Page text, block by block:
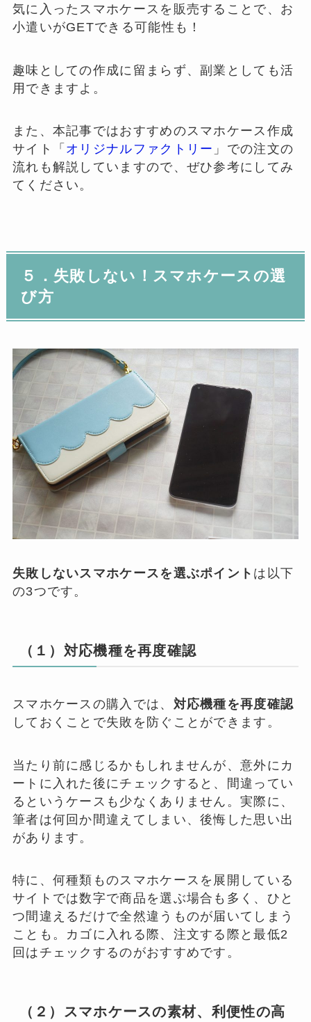
気に入ったスマホケースを販売することで、お
小遣いがGETできる可能性も！
趣味としての作成に留まらず、副業としても活
用できますよ。
また、本記事ではおすすめのスマホケース作成
サイト「 オリジナルファクトリー 」での注文の
流れも解説していますので、ぜひ参考にしてみ
てください。
５．失敗しない！スマホケースの選
び方
失敗しないスマホケースを選ぶポイント は以下
の3つです。
（１）対応機種を再度確認
スマホケースの購入では、 対応機種を再度確認
しておくことで失敗を防ぐことができます。
当たり前に感じるかもしれませんが、意外にカ
ートに入れた後にチェックすると、間違ってい
るというケースも少なくありません。実際に、
筆者は何回か間違えてしまい、後悔した思い出
があります。
特に、何種類ものスマホケースを展開している
サイトでは数字で商品を選ぶ場合も多く、ひと
つ間違えるだけで全然違うものが届いてしまう
ことも。カゴに入れる際、注文する際と最低2
回はチェックするのがおすすめです。
（２）スマホケースの素材、利便性の高